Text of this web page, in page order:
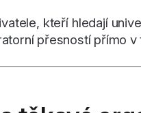
kteří hledají
přesností přímo v